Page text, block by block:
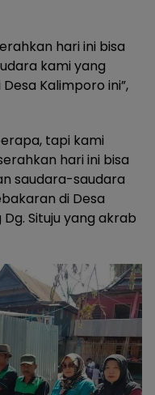
hari ini bisa
kami yang
Kalimporo ini”,
tapi kami
hari ini bisa
saudara-saudara
di Desa
Situju yang akrab